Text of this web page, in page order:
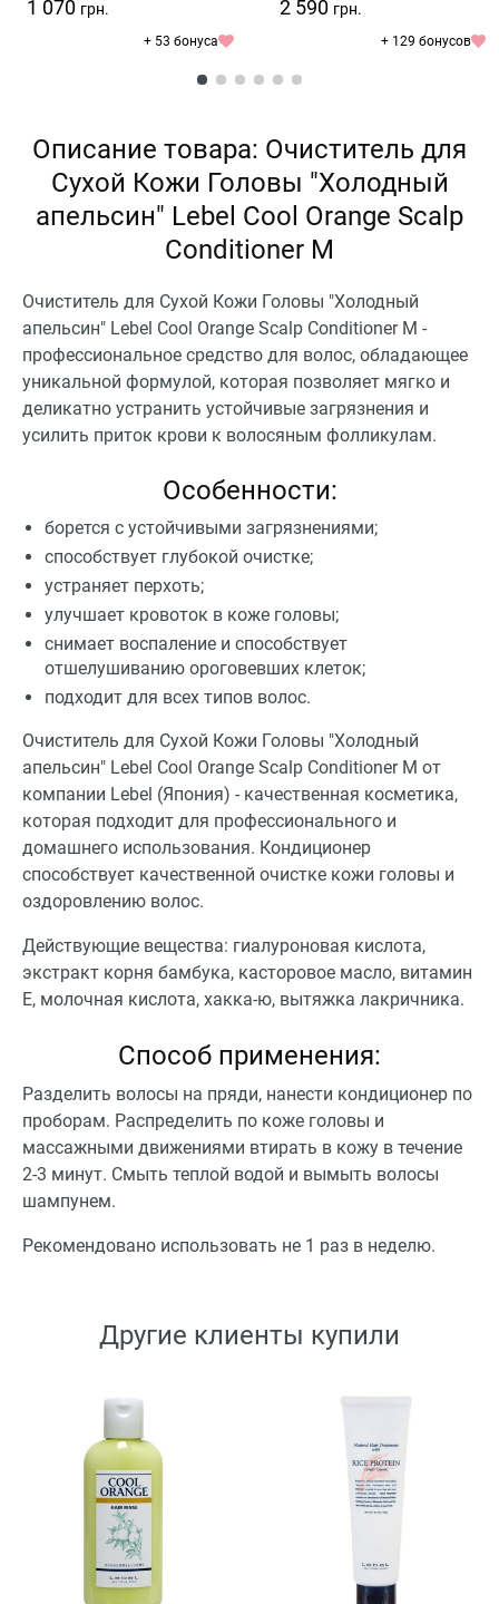
1 070 грн.
+ 53 бонуса
2 590 грн.
+ 129 бонусов
Описание товара: Очиститель для
Сухой Кожи Головы "Холодный
апельсин" Lebel Cool Orange Scalp
Conditioner M
Очиститель для Сухой Кожи Головы "Холодный
апельсин" Lebel Cool Orange Scalp Conditioner M -
профессиональное средство для волос, обладающее
уникальной формулой, которая позволяет мягко и
деликатно устранить устойчивые загрязнения и
усилить приток крови к волосяным фолликулам.
Особенности:
борется с устойчивыми загрязнениями;
способствует глубокой очистке;
устраняет перхоть;
улучшает кровоток в коже головы;
снимает воспаление и способствует
отшелушиванию ороговевших клеток;
подходит для всех типов волос.
Очиститель для Сухой Кожи Головы "Холодный
апельсин" Lebel Cool Orange Scalp Conditioner M от
компании Lebel (Япония) - качественная косметика,
которая подходит для профессионального и
домашнего использования. Кондиционер
способствует качественной очистке кожи головы и
оздоровлению волос.
Действующие вещества: гиалуроновая кислота,
экстракт корня бамбука, касторовое масло, витамин
Е, молочная кислота, хакка-ю, вытяжка лакричника.
Способ применения:
Разделить волосы на пряди, нанести кондиционер по
проборам. Распределить по коже головы и
массажными движениями втирать в кожу в течение
2-3 минут. Смыть теплой водой и вымыть волосы
шампунем.
Рекомендовано использовать не 1 раз в неделю.
Другие клиенты купили